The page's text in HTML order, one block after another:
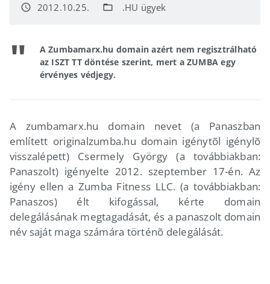
access_time 2012.10.25. folder_open .HU ügyek
A Zumbamarx.hu domain azért nem regisztrálható
az ISZT TT döntése szerint, mert a ZUMBA egy
érvényes védjegy.
A zumbamarx.hu domain nevet (a Panaszban
említett originalzumba.hu domain igénytõl igénylõ
visszalépett) Csermely György
(a továbbiakban:
Panaszolt) igényelte 2012. szeptember 17-én. Az
igény ellen a Zumba Fitness LLC. (a továbbiakban:
Panaszos) élt kifogással, kérte domain
delegálásának megtagadását, és a panaszolt domain
név saját maga számára történõ delegálását.